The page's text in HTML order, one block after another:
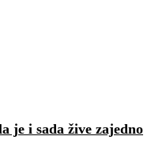
je i sada žive zajedno